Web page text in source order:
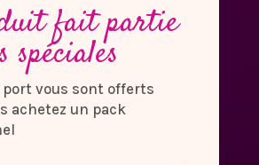
fait partie
spéciales
port vous sont offerts
achetez un pack